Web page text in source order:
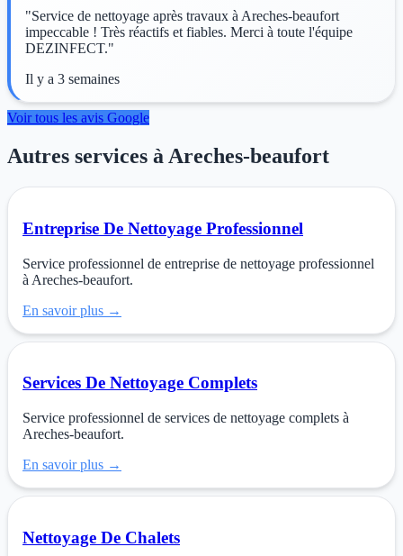
"Service de nettoyage après travaux à Areches-beaufort
impeccable ! Très réactifs et fiables. Merci à toute l'équipe
DEZINFECT."
Il y a 3 semaines
Voir tous les avis Google
Autres services à Areches-beaufort
Entreprise De Nettoyage Professionnel
Service professionnel de entreprise de nettoyage professionnel
à Areches-beaufort.
En savoir plus →
Services De Nettoyage Complets
Service professionnel de services de nettoyage complets à
Areches-beaufort.
En savoir plus →
Nettoyage De Chalets